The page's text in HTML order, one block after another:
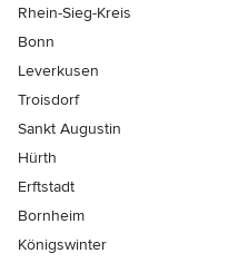
Rhein-Sieg-Kreis
Bonn
Leverkusen
Troisdorf
Sankt Augustin
Hürth
Erftstadt
Bornheim
Königswinter